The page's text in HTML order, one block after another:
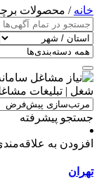
خانه / محصولات
جستجو پیشرفته
افزودن به
تهران